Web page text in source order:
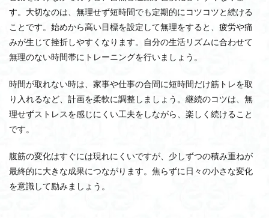
す。大切なのは、無理せず短時間でも定期的にコツコツと続ける
ことです。始めから高い目標を設定して無理をすると、疲労や痛
みが生じて挫折しやすくなります。自分の生活リズムに合わせて
無理のない時間帯にトレーニングを行いましょう。
時間が取れない時は、家事や仕事の合間に短時間だけ筋トレを取
り入れるなど、計画を柔軟に調整しましょう。継続のコツは、無
理せずストレスを感じにくい工夫をしながら、楽しく続けること
です。
腹筋の変化はすぐには現れにくいですが、少しずつの積み重ねが
最終的に大きな成果につながります。焦らずに日々の小さな変化
を意識して励みましょう。